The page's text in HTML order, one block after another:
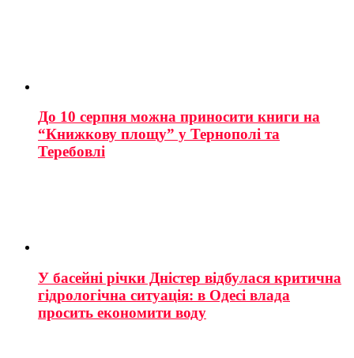
До 10 серпня можна приносити книги на
“Книжкову площу” у Тернополі та
Теребовлі
У басейні річки Дністер відбулася критична
гідрологічна ситуація: в Одесі влада
просить економити воду